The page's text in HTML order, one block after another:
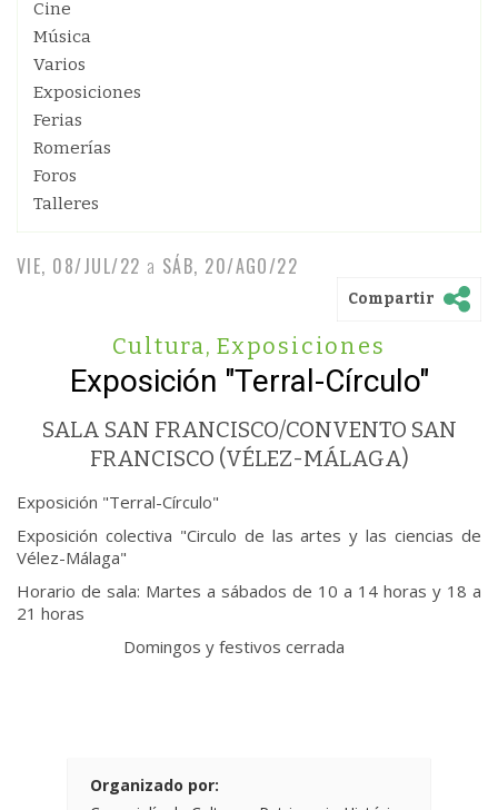
Cine
Música
Varios
Exposiciones
Ferias
Romerías
Foros
Talleres
VIE, 08/JUL/22 a SÁB, 20/AGO/22
Compartir
Cultura, Exposiciones
Exposición "Terral-Círculo"
SALA SAN FRANCISCO/CONVENTO SAN
FRANCISCO (VÉLEZ-MÁLAGA)
Exposición "Terral-Círculo"
Exposición colectiva "Circulo de las artes y las ciencias de
Vélez-Málaga"
Horario de sala: Martes a sábados de 10 a 14 horas y 18 a
21 horas
Domingos y festivos cerrada
Organizado por: